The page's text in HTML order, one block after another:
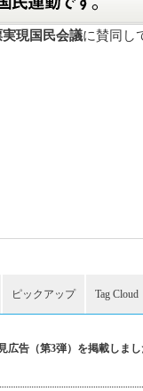
現国民会議に賛同し
ピックアップ Tag Cloud
広告（第3弾）を掲載しま